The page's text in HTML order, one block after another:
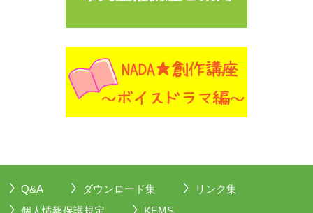
Q&A ダウンロード集
リンク集
個人情報保護規定
KEMS